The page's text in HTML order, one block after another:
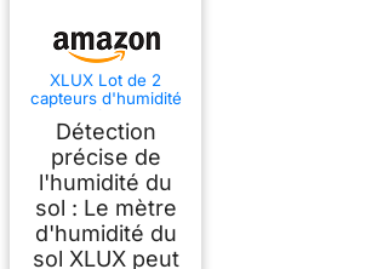
XLUX Lot de 2
capteurs d'humidité
du Sol à Longue
sonde pour
Utilisation Profonde,
capteur de Moniteur
d'eau, hygromètre
pour extérieur et
intérieur, Grandes
Plantes en Pot,
Fleurs, Jardinage
Détection
précise de
l'humidité du
sol : Le mètre
d'humidité du
sol XLUX peut